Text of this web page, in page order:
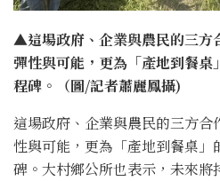
▲這場政府、企業與農民的三方
彈性與可能，更為「產地到餐桌
程碑。（圖/記者蕭麗鳳攝)
這場政府、企業與農民的三方
性與可能，更為「產地到餐桌」
碑。大村鄉公所也表示，未來將